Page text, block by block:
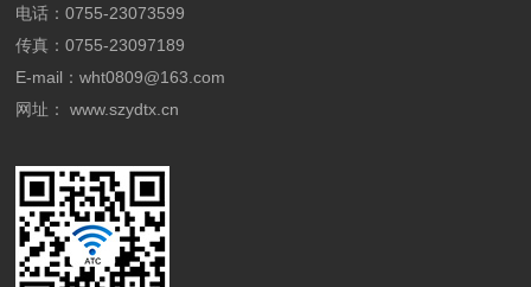
电话：0755-23073599
传真：0755-23097189
E-mail：wht0809@163.com
网址：www.szydtx.cn